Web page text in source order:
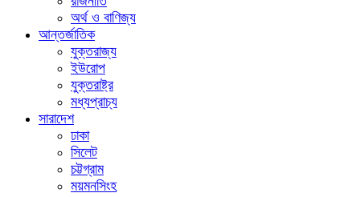
অর্থ ও বাণিজ্য
আন্তর্জাতিক
যুক্তরাজ্য
ইউরোপ
যুক্তরাষ্ট্র
মধ্যপ্রাচ্য
সারাদেশ
ঢাকা
সিলেট
চট্টগ্রাম
ময়মনসিংহ